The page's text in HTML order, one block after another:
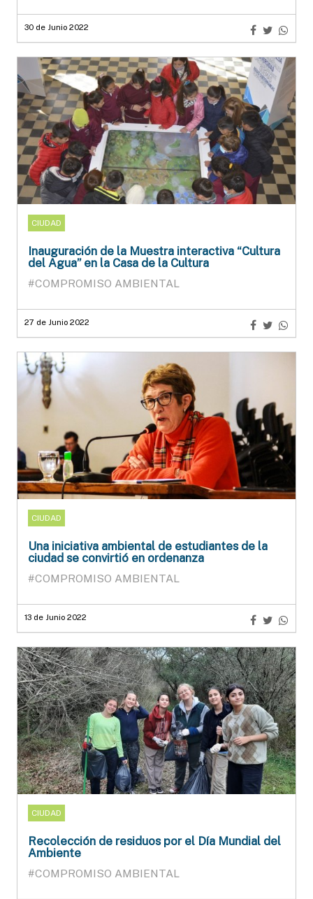
30 de Junio 2022
CIUDAD
Inauguración de la Muestra interactiva “Cultura
del Agua” en la Casa de la Cultura
#COMPROMISO AMBIENTAL
27 de Junio 2022
CIUDAD
Una iniciativa ambiental de estudiantes de la
ciudad se convirtió en ordenanza
#COMPROMISO AMBIENTAL
13 de Junio 2022
CIUDAD
Recolección de residuos por el Día Mundial del
Ambiente
#COMPROMISO AMBIENTAL